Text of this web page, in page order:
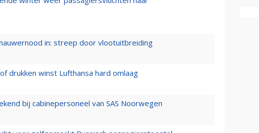
in: streep door vlootuitbreiding
drukken winst Lufthansa hard omlaag
bij cabinepersoneel van SAS Noorwegen